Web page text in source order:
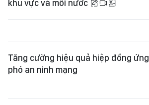
khu vực và mỗi nước
Tăng cường hiệu quả hiệp đồng ứng
phó an ninh mạng